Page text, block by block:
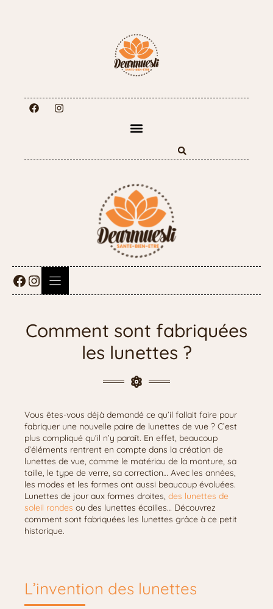
Comment sont fabriquées
les lunettes ?
Vous êtes-vous déjà demandé ce qu’il fallait faire pour
fabriquer une nouvelle paire de lunettes de vue ? C’est
plus compliqué qu’il n’y paraît. En effet, beaucoup
d’éléments rentrent en compte dans la création de
lunettes de vue, comme le matériau de la monture, sa
taille, le type de verre, sa correction… Avec les années,
les modes et les formes ont aussi beaucoup évoluées.
Lunettes de jour aux formes droites, des lunettes de
soleil rondes ou des lunettes écailles… Découvrez
comment sont fabriquées les lunettes grâce à ce petit
historique.
L’invention des lunettes